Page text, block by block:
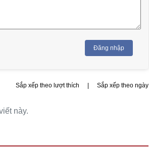
Đăng nhập
Sắp xếp theo lượt thích | Sắp xếp theo ngày
này.